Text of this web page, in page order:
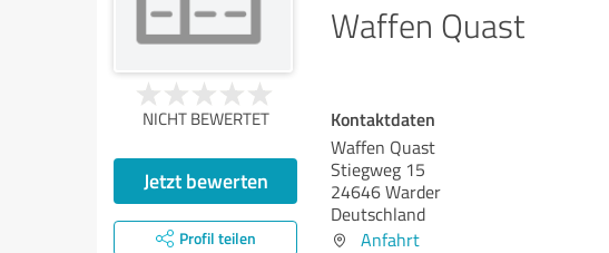
Waffen Quast
NICHT BEWERTET
Jetzt bewerten
Profil teilen
Kontaktdaten
Waffen Quast
Stiegweg 15
24646 Warder
Deutschland
Anfahrt